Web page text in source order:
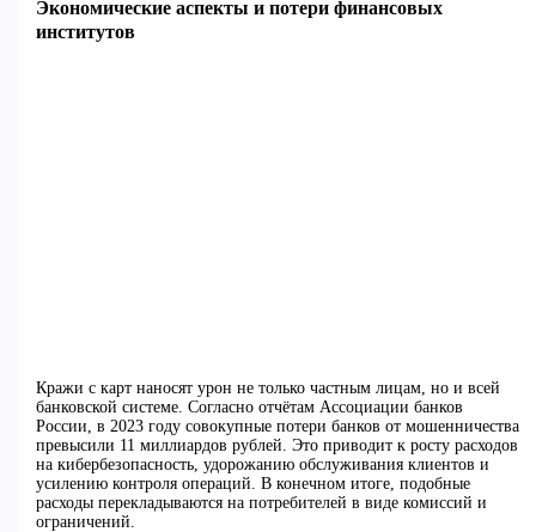
Экономические аспекты и потери финансовых
институтов
Кражи с карт наносят урон не только частным лицам, но и всей
банковской системе. Согласно отчётам Ассоциации банков
России, в 2023 году совокупные потери банков от мошенничества
превысили 11 миллиардов рублей. Это приводит к росту расходов
на кибербезопасность, удорожанию обслуживания клиентов и
усилению контроля операций. В конечном итоге, подобные
расходы перекладываются на потребителей в виде комиссий и
ограничений.